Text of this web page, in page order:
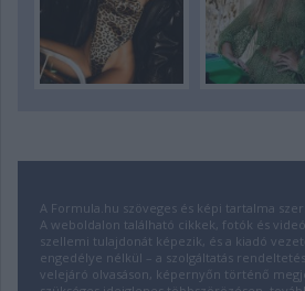
A Formula.hu szöveges és képi tartalma
A weboldalon található cikkek, fotók és
szellemi tulajdonát képezik, és a kiadó
engedélye nélkül – a szolgáltatás
velejáró olvasáson, képernyőn történő